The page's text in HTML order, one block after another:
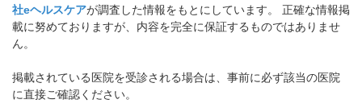
社eヘルスケアが調査した情報をもとにしています。 正確な情報掲
載に努めておりますが、内容を完全に保証するものではありませ
ん。
掲載されている医院を受診される場合は、事前に必ず該当の医院
に直接ご確認ください。